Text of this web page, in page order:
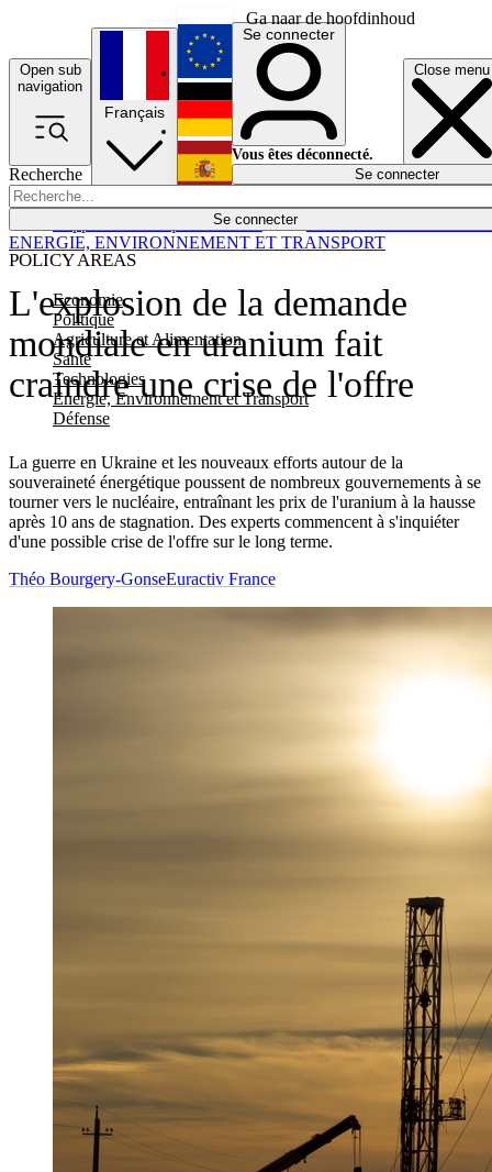
Ga naar de hoofdinhoud
Open sub
navigation
Close menu
Recherche
Se connecter
POLICY AREAS
Economie
Politique
Agriculture et Alimentation
Santé
Technologies
Energie, Environnement et Transport
Défense
Économie
Français
English
Deutsch
Español
Se connecter
Vous êtes déconnecté.
Se connecter
L'explosion de la demande
mondiale en uranium fait
craindre une crise de l'offre
La guerre en Ukraine et les nouveaux efforts autour de la
souveraineté énergétique poussent de nombreux gouvernements à se
tourner vers le nucléaire, entraînant les prix de l'uranium à la hausse
après 10 ans de stagnation. Des experts commencent à s'inquiéter
d'une possible crise de l'offre sur le long terme.
ENERGIE, ENVIRONNEMENT ET TRANSPORT
Théo Bourgery-GonseEuractiv France